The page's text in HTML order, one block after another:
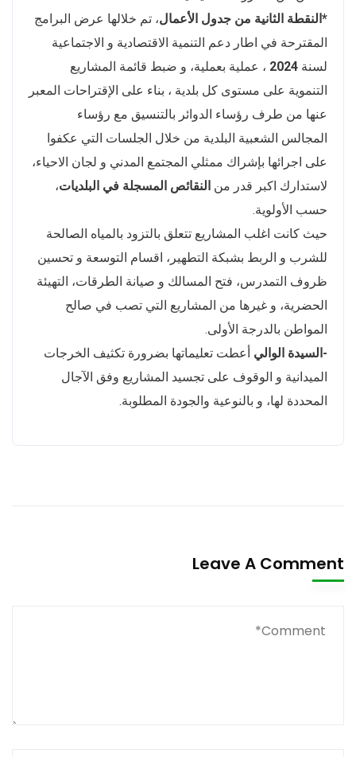
*النقطة الثانية من جدول الأعمال، تم خلالها عرض البرامج
المقترحة في اطار دعم التنمية الاقتصادية و الاجتماعية
لسنة 2024 ، عملية بعملية، و ضبط قائمة المشاريع
التنموية على مستوى كل بلدية ، بناء على الإقتراحات المعبر
عنها من طرف رؤساء الدوائر بالتنسيق مع رؤساء
المجالس الشعبية البلدية من خلال الجلسات التي عكفوا
على اجرائها بإشراك ممثلي المجتمع المدني و لجان الاحياء،
لاستدارك اكبر قدر من النقائص المسجلة في البلديات،
حسب الأولوية.
حيث كانت اغلب المشاريع تتعلق بالتزود بالمياه الصالحة
للشرب و الربط بشبكة التطهير، اقسام التوسعة و تحسين
ظروف التمدرس، فتح المسالك و صيانة الطرقات، التهيئة
الحضرية، و غيرها من المشاريع التي تصب في صالح
المواطن بالدرجة الأولى.
-السيدة الوالي أعطت تعليماتها بضرورة تكثيف الخرجات
الميدانية و الوقوف على تجسيد المشاريع وفق الآجال
المحددة لها، و بالنوعية والجودة المطلوبة.
Leave A Comment